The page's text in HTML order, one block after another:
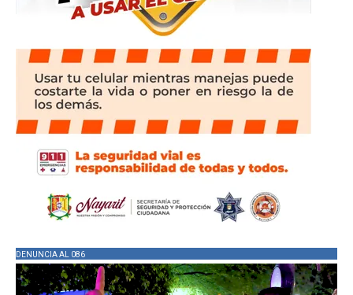
DENUNCIA AL 086